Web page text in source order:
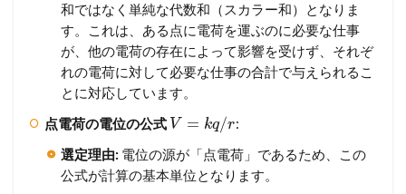
和ではなく単純な代数和（スカラー和）となりま
す。これは、ある点に電荷を運ぶのに必要な仕事
が、他の電荷の存在によって影響を受けず、それぞ
れの電荷に対して必要な仕事の合計で与えられるこ
とに対応しています。
点電荷の電位の公式 V = kq/r:
選定理由: 電位の源が「点電荷」であるため、この
公式が計算の基本単位となります。